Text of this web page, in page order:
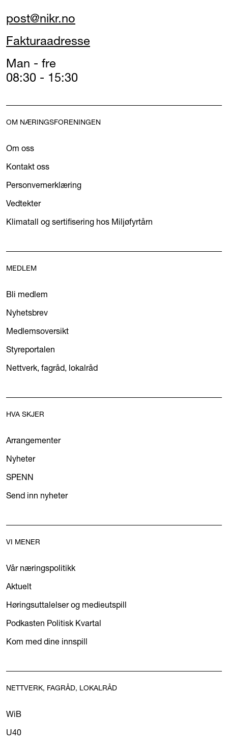
post@nikr.no
Fakturaadresse
Man - fre
08:30 - 15:30
OM NÆRINGSFORENINGEN
Om oss
Kontakt oss
Personvernerklæring
Vedtekter
Klimatall og sertifisering hos Miljøfyrtårn
MEDLEM
Bli medlem
Nyhetsbrev
Medlemsoversikt
Styreportalen
Nettverk, fagråd, lokalråd
HVA SKJER
Arrangementer
Nyheter
SPENN
Send inn nyheter
VI MENER
Vår næringspolitikk
Aktuelt
Høringsuttalelser og medieutspill
Podkasten Politisk Kvartal
Kom med dine innspill
NETTVERK, FAGRÅD, LOKALRÅD
WiB
U40